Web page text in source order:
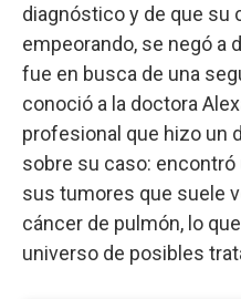
diagnóstico y de que su
empeorando, se negó a
fue en busca de una
conoció a la doctora
profesional que hizo un
sobre su caso:
sus tumores que suele
cáncer de pulmón, lo
universo de posibles